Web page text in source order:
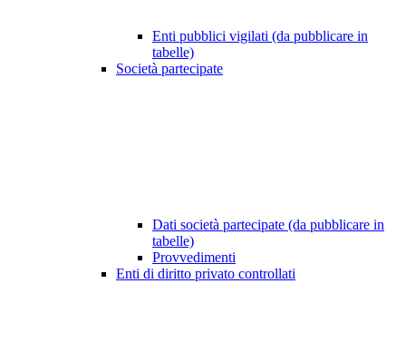
Enti pubblici vigilati (da pubblicare in
tabelle)
Società partecipate
Dati società partecipate (da pubblicare in
tabelle)
Provvedimenti
Enti di diritto privato controllati